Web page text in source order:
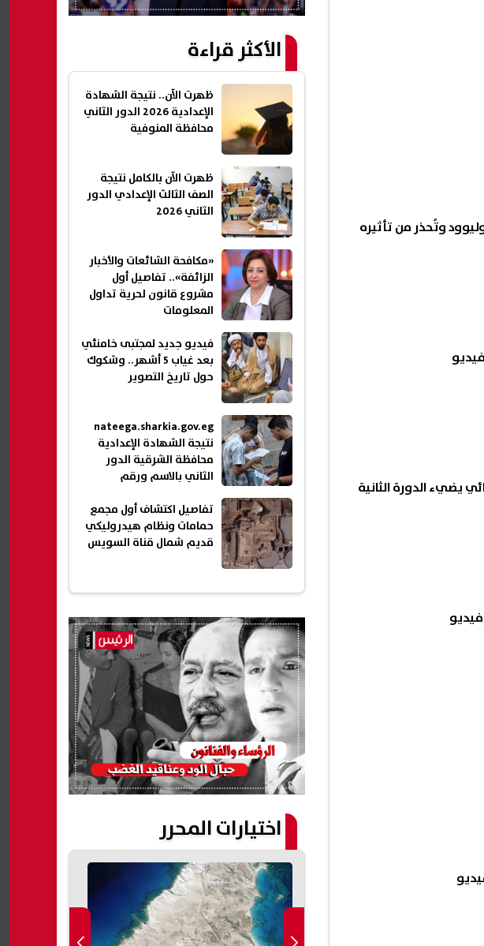
وتُحذر من تأثيره
يضيء الدورة الثانية
الأكثر قراءة
ظهرت الآن.. نتيجة الشهادة
الإعدادية 2026 الدور الثاني
محافظة المنوفية
ظهرت الآن بالكامل نتيجة
الصف الثالث الإعدادي الدور
الثاني 2026
«مكافحة الشائعات والأخبار
الزائفة».. تفاصيل أول
مشروع قانون لحرية تداول
المعلومات
فيديو جديد لمجتبى خامنئي
بعد غياب 5 أشهر.. وشكوك
حول تاريخ التصوير
nateega.sharkia.gov.eg
نتيجة الشهادة الإعدادية
محافظة الشرقية الدور
الثاني بالاسم ورقم
تفاصيل اكتشاف أول مجمع
حمامات ونظام هيدروليكي
قديم شمال قناة السويس
اختيارات المحرر